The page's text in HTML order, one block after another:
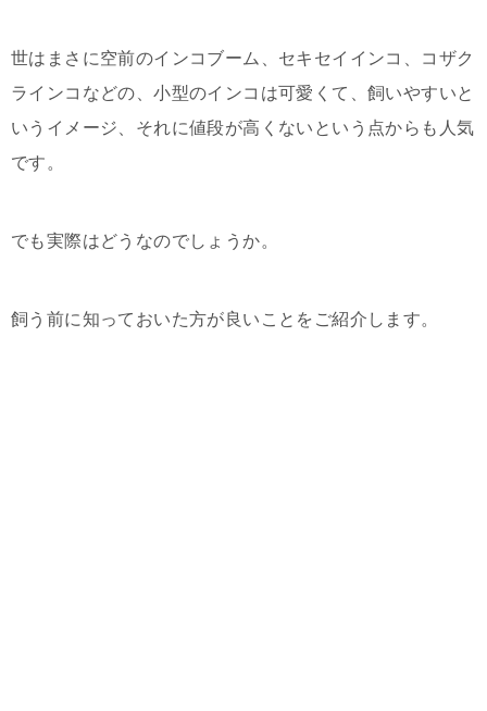
世はまさに空前のインコブーム、セキセイインコ、コザク
ラインコなどの、小型のインコは可愛くて、飼いやすいと
いうイメージ、それに値段が高くないという点からも人気
です。
でも実際はどうなのでしょうか。
飼う前に知っておいた方が良いことをご紹介します。